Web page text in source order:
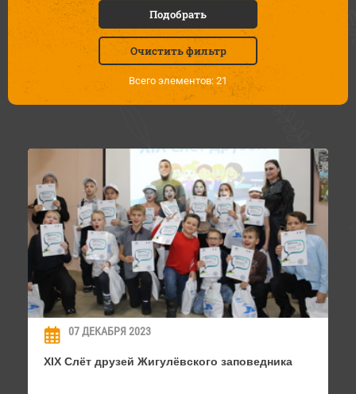
Подобрать
Очистить фильтр
Всего элементов: 21
07 ДЕКАБРЯ 2023
XIX Слёт друзей Жигулёвского заповедника